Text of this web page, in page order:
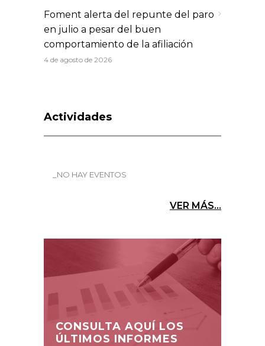
Foment alerta del repunte del paro
en julio a pesar del buen
comportamiento de la afiliación
4 de agosto de 2026
Actividades
_NO HAY EVENTOS
VER MÁS...
CONSULTA AQUÍ LOS
ÚLTIMOS INFORMES